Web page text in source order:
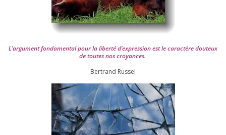
L’argument fon­da­men­tal pour la liber­té d’expression est le carac­tère dou­teux
de toutes nos croyances.
Ber­trand Russel